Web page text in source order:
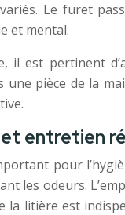
Le furet
et mental.
il est pertinent
une pièce de la
entretien
pour
les odeurs.
la litière est